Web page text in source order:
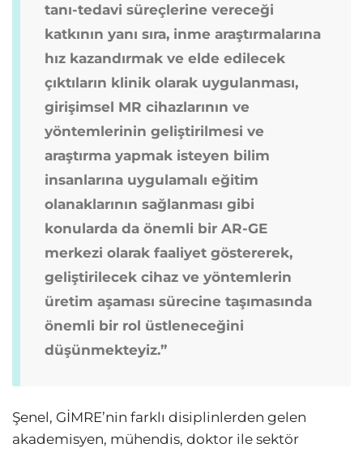
tanı-tedavi süreçlerine vereceği
katkının yanı sıra, inme araştırmalarına
hız kazandırmak ve elde edilecek
çıktıların klinik olarak uygulanması,
girişimsel MR cihazlarının ve
yöntemlerinin geliştirilmesi ve
araştırma yapmak isteyen bilim
insanlarına uygulamalı eğitim
olanaklarının sağlanması gibi
konularda da önemli bir AR-GE
merkezi olarak faaliyet göstererek,
geliştirilecek cihaz ve yöntemlerin
üretim aşaması sürecine taşımasında
önemli bir rol üstleneceğini
düşünmekteyiz.”
Şenel, GİMRE’nin farklı disiplinlerden gelen
akademisyen, mühendis, doktor ile sektör